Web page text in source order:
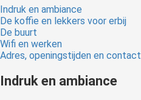
Indruk en ambiance
De koffie en lekkers voor erbij
De buurt
Wifi en werken
Adres, openingstijden en contact
Indruk en ambiance